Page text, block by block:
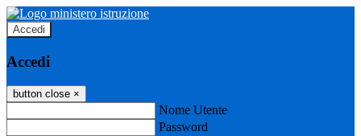
Accedi
Accedi
button close ×
Nome Utente
Password